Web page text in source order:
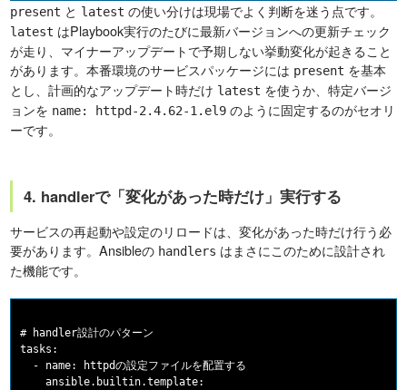
present と latest の使い分けは現場でよく判断を迷う点です。
latest はPlaybook実行のたびに最新バージョンへの更新チェック
が走り、マイナーアップデートで予期しない挙動変化が起きること
があります。本番環境のサービスパッケージには present を基本
とし、計画的なアップデート時だけ latest を使うか、特定バージ
ョンを name: httpd-2.4.62-1.el9 のように固定するのがセオリ
ーです。
4. handlerで「変化があった時だけ」実行する
サービスの再起動や設定のリロードは、変化があった時だけ行う必
要があります。Ansibleの handlers はまさにこのために設計され
た機能です。
# handler設計のパターン
tasks:
  - name: httpdの設定ファイルを配置する
    ansible.builtin.template: